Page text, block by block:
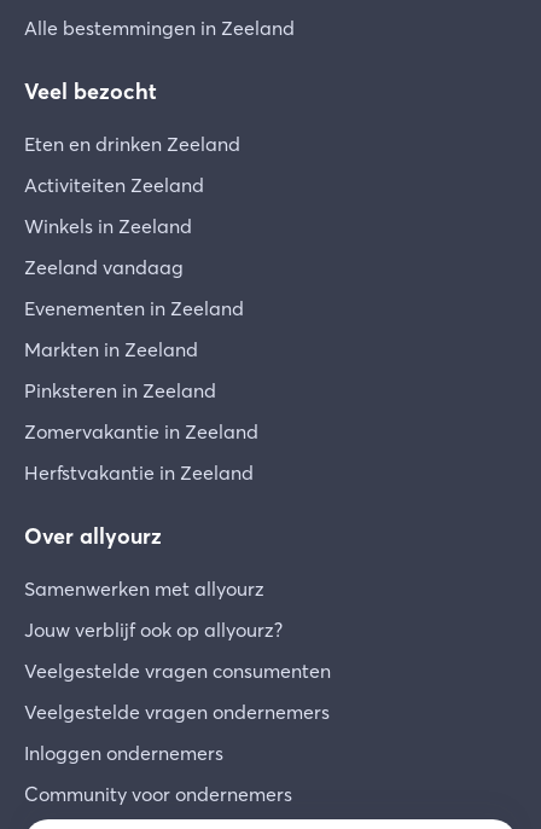
Alle bestemmingen in Zeeland
Veel bezocht
Eten en drinken Zeeland
Activiteiten Zeeland
Winkels in Zeeland
Zeeland vandaag
Evenementen in Zeeland
Markten in Zeeland
Pinksteren in Zeeland
Zomervakantie in Zeeland
Herfstvakantie in Zeeland
Over allyourz
Samenwerken met allyourz
Jouw verblijf ook op allyourz?
Veelgestelde vragen consumenten
Veelgestelde vragen ondernemers
Inloggen ondernemers
Community voor ondernemers